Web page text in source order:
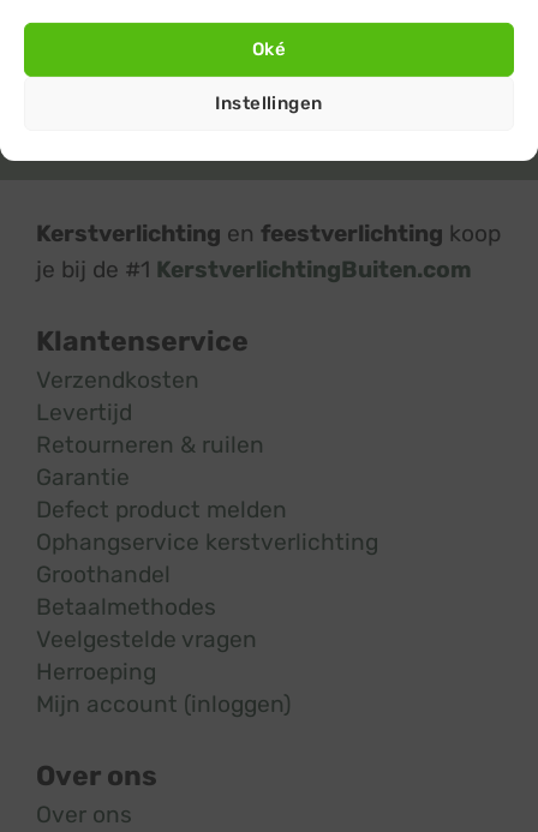
Oké
Instellingen
Klanten geven ons een 9,4op basis van
beoordelingen
Kerstverlichting en feestverlichting koop
je bij de #1 KerstverlichtingBuiten.com
Klantenservice
Verzendkosten
Levertijd
Retourneren & ruilen
Garantie
Defect product melden
Ophangservice kerstverlichting
Groothandel
Betaalmethodes
Veelgestelde vragen
Herroeping
Mijn account (inloggen)
Over ons
Over ons